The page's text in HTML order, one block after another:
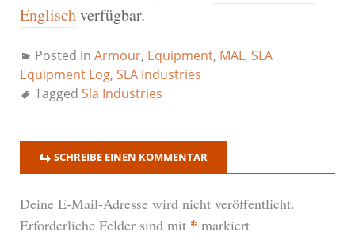
Englischverfügbar.
Posted in Armour, Equipment, MAL, SLA
Equipment Log, SLA Industries
Tagged Sla Industries
SCHREIBE EINEN KOMMENTAR
Deine E-Mail-Adresse wird nicht veröffentlicht.
Erforderliche Felder sind mit * markiert